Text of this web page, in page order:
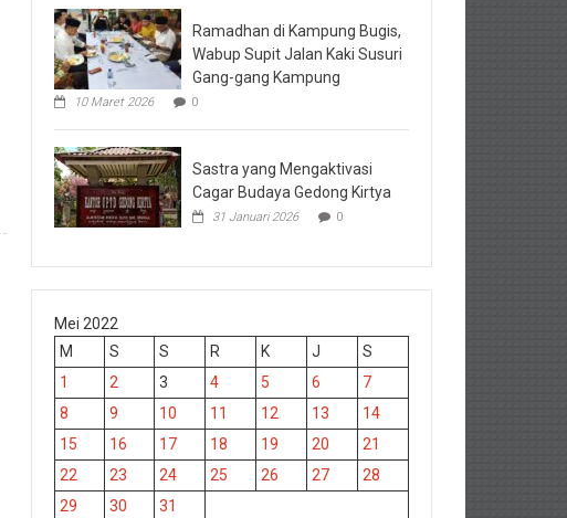
Ramadhan di Kampung Bugis,
Wabup Supit Jalan Kaki Susuri
Gang-gang Kampung
10 Maret 2026 0
Sastra yang Mengaktivasi
Cagar Budaya Gedong Kirtya
31 Januari 2026 0
Mei 2022
M
S S R K J
S
1
2 3 4 5 6
7
8
9 10 11 12 13
14
15
16 17 18 19 20
21
22
23 24 25 26 27
28
29
30 31